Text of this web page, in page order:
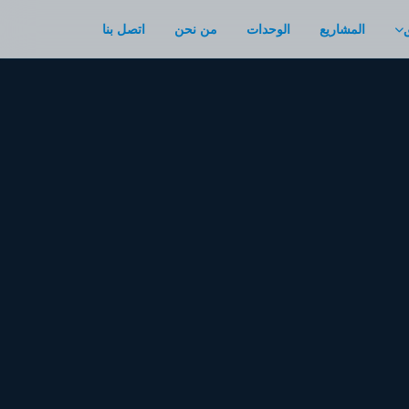
المشاريع الوحدات من نحن اتصل بنا